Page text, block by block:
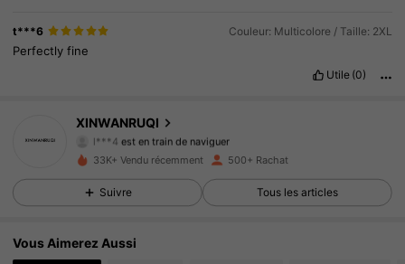
t***6 Couleur: Multicolore / Taille: 2XL
Perfectlyfine
Utile (0)
XINWANRUQI
l***4 est en train de naviguer
4.74
410 Suiveurs
4.74 410 Suiveurs
4.74 410 Suiveurs
33K+ Vendu récemment 500+ Rachat
Suivre Tous les articles
Vous Aimerez Aussi